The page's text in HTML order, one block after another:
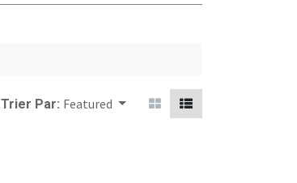
Trier Par: Featured